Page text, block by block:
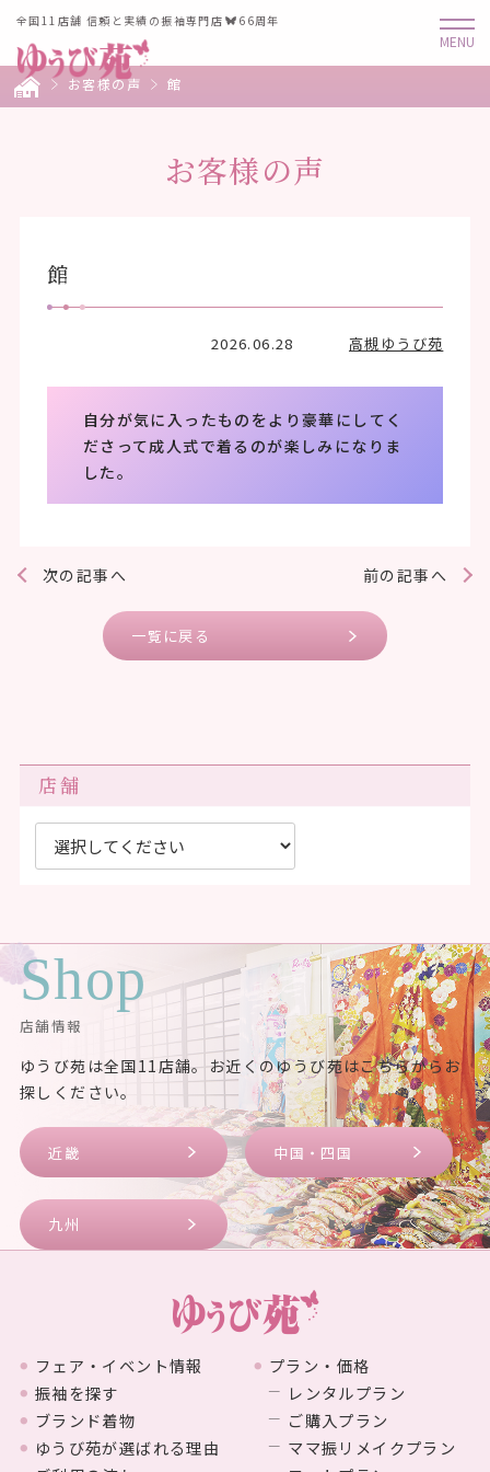
全国11店舗 信頼と実績の振袖専門店 66周年
お客様の声 館
お客様の声
館
2026.06.28 高槻ゆうび苑
自分が気に入ったものをより豪華にしてく
ださって成人式で着るのが楽しみになりま
した。
前の記事へ
次の記事へ
一覧に戻る
店舗
Shop
店舗情報
ゆうび苑は全国11店舗。お近くのゆうび苑はこちらからお
探しください。
近畿 中国・四国
九州
フェア・イベント情報
振袖を探す
ブランド着物
ゆうび苑が選ばれる理由
プラン・価格
レンタルプラン
ご購入プラン
ママ振リメイクプラン